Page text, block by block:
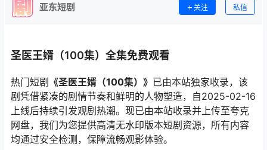
亚东短剧 关注 私信
圣医王婿（100集）全集免费观看
热门短剧 《圣医王婿（100集）》 已由本站独家收录，该
剧凭借紧凑的剧情节奏和鲜明的人物塑造，自2025-02-16
上线后持续引发观剧热潮。现已由本站收录并上传至夸克
网盘，我们为您提供高清无水印版本短剧资源，所有内容
均通过安全检测，保障流畅观影体验。